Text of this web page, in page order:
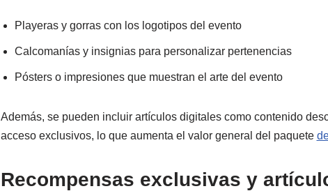
Playeras y gorras con los logotipos del evento
Calcomanías y insignias para personalizar pertenencias
Pósters o impresiones que muestran el arte del evento
Además, se pueden incluir artículos digitales como contenido
acceso exclusivos, lo que aumenta el valor general del paquete
Recompensas exclusivas y